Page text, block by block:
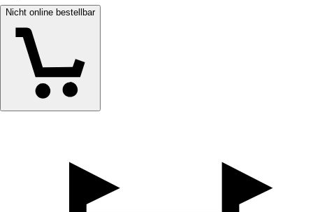
Nicht online bestellbar